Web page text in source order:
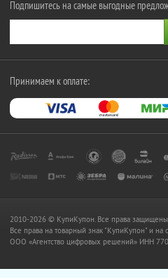
Подпишитесь на самые выгодные
Принимаем к оплате:
2010-2026 © КупиКупон. Все права защищены.
Все права на товарный знак "КупиКупон" и
OOO «Агентство цифровых решений» ИНН